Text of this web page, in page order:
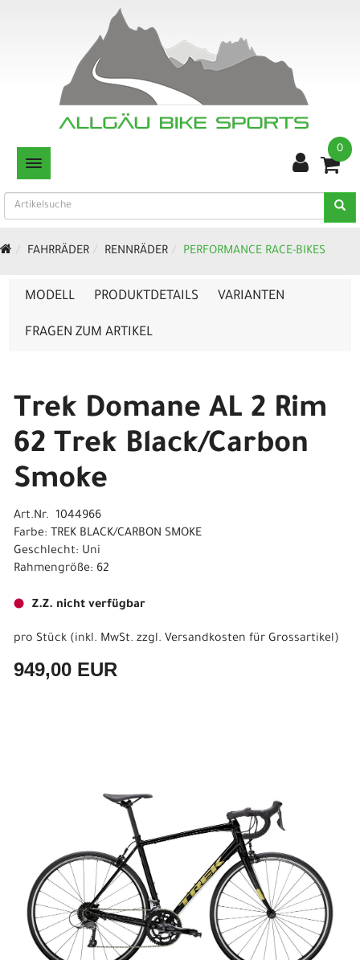
TOGGLE NAVIGATION
0
FAHRRÄDER RENNRÄDER PERFORMANCE RACE-BIKES
MODELL PRODUKTDETAILS VARIANTEN
FRAGEN ZUM ARTIKEL
Trek Domane AL 2 Rim
62 Trek Black/Carbon
Smoke
Art.Nr. 1044966
Farbe: TREK BLACK/CARBON SMOKE
Geschlecht: Uni
Rahmengröße: 62
Z.Z. nicht verfügbar
pro Stück (inkl. MwSt. zzgl. Versandkosten für Grossartikel)
949,00 EUR